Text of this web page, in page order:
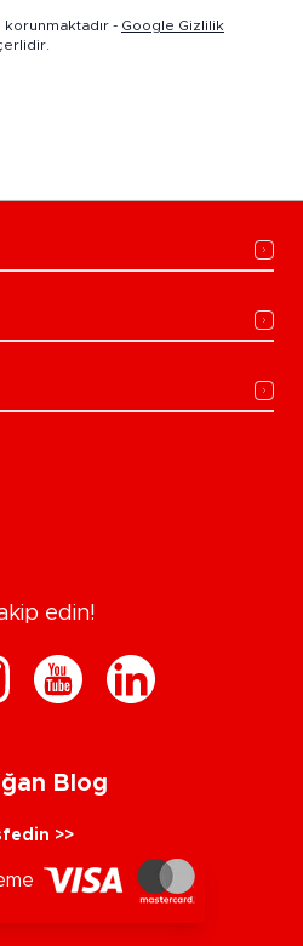
korunmaktadır - Google Gizlilik
edin!
Blog
>>